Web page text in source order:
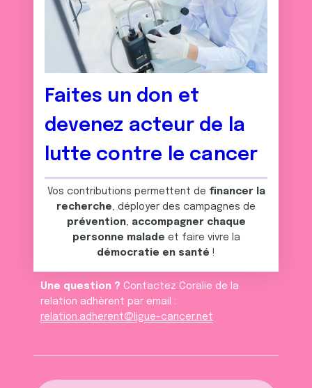
Faites un don et
devenez acteur de la
lutte contre le cancer
Vos contributions permettent de financer la
recherche , déployer des campagnes de
prévention,
accompagner chaque
personne malade et faire vivre la
démocratie en santé !
Une question ? Contactez Coralie de la
relation adhèrent par email :
relation.adherent@ligue-cancer.net